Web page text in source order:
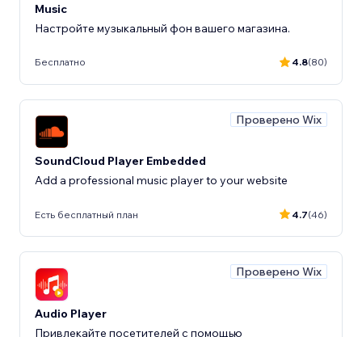
Music
Настройте музыкальный фон вашего магазина.
Бесплатно 4.8(80)
Проверено Wix
SoundCloud Player Embedded
Add a professional music player to your website
Есть бесплатный план 4.7(46)
Проверено Wix
Audio Player
Привлекайте посетителей с помощью